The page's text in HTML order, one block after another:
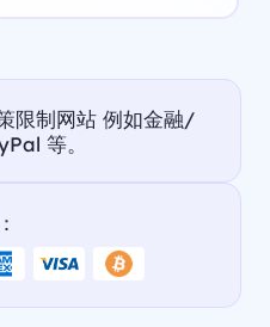
限制网站 例如金融/
等。